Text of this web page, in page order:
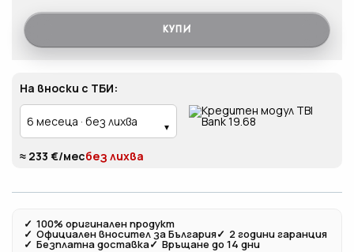
КУПИ
На вноски с ТБИ:
≈ 233 €/месбез лихва
✓ 100% оригинален продукт
✓ Официален вносител за България✓ 2 години гаранция
✓ Безплатна доставка✓ Връщане до 14 дни